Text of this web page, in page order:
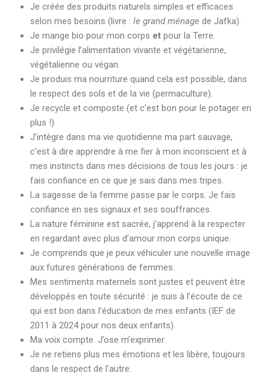
Je créée des produits naturels simples et efficaces
selon mes besoins (livre : le grand ménage de Jafka).
Je mange bio pour mon corps et pour la Terre.
Je privilégie l’alimentation vivante et végétarienne,
végétalienne ou végan.
Je produis ma nourriture quand cela est possible, dans
le respect des sols et de la vie (permaculture).
Je recycle et composte (et c’est bon pour le potager en
plus !)
J’intègre dans ma vie quotidienne ma part sauvage,
c’est à dire apprendre à me fier à mon inconscient et à
mes instincts dans mes décisions de tous les jours : je
fais confiance en ce que je sais dans mes tripes.
La sagesse de la femme passe par le corps. Je fais
confiance en ses signaux et ses souffrances.
La nature féminine est sacrée, j’apprend à la respecter
en regardant avec plus d’amour mon corps unique.
Je comprends que je peux véhiculer une nouvelle image
aux futures générations de femmes.
Mes sentiments maternels sont justes et peuvent être
développés en toute sécurité : je suis à l’écoute de ce
qui est bon dans l’éducation de mes enfants (IEF de
2011 à 2024 pour nos deux enfants).
Ma voix compte. J’ose m’exprimer.
Je ne retiens plus mes émotions et les libère, toujours
dans le respect de l’autre.